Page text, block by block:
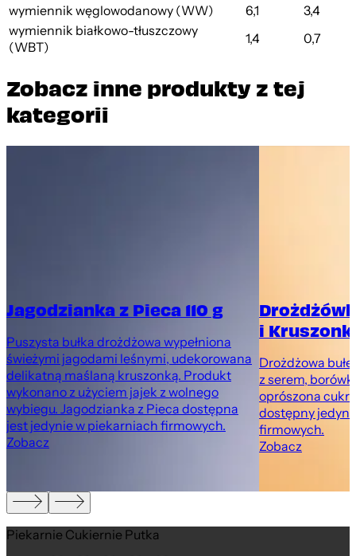
wymiennik węglowodanowy (WW)
6,1
3,4
wymiennik białkowo-tłuszczowy
(WBT)
1,4 0,7
Zobacz inne produkty z tej
kategorii
Jagodzianka z Pieca 110 g
Puszysta bułka drożdżowa wypełniona
świeżymi jagodami leśnymi, udekorowana
delikatną maślaną kruszonką. Produkt
wykonano z użyciem jajek z wolnego
wybiegu. Jagodzianka z Pieca dostępna
jest jedynie w piekarniach firmowych.
Zobacz
i
Drożdżowa
z serem,
oprószona
dostępny
firmowych.
Zobacz
Piekarnie Cukiernie Putka